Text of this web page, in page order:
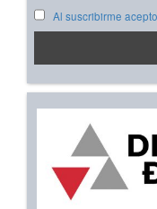
Al suscribirme